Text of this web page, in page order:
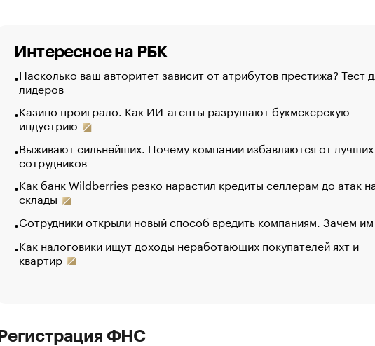
Интересное на РБК
Насколько ваш авторитет зависит от атрибутов престижа? Тест
лидеров
Казино проиграло. Как ИИ-агенты разрушают букмекерскую
индустрию
Выживают сильнейших. Почему компании избавляются от лучших
сотрудников
Как банк Wildberries резко нарастил кредиты селлерам до атак
склады
Сотрудники открыли новый способ вредить компаниям. Зачем
Как налоговики ищут доходы неработающих покупателей яхт и
квартир
Регистрация ФНС